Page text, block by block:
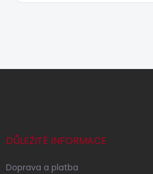
Z
DŮLEŽITÉ INFORMACE
Doprava a platba